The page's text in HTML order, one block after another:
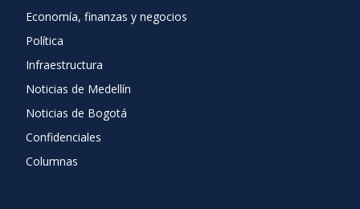
Economía, finanzas y negocios
Política
Infraestructura
Noticias de Medellín
Noticias de Bogotá
Confidenciales
Columnas